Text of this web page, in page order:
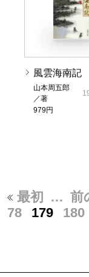
風雲海南記
山本周五郎
／著
979円
最初 … 前
78
179 180